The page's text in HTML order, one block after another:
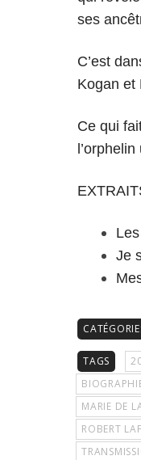
ses
C’est
Kogan et
Ce qui
Je
TAGS
MARIE DE
ROBERT